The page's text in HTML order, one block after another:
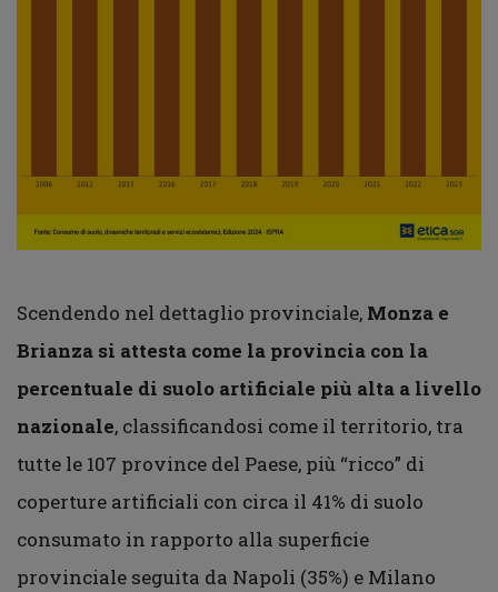
Scendendo nel dettaglio provinciale, Monza e
Brianza si attesta come la provincia con la
percentuale di suolo artificiale più alta a livello
nazionale, classificandosi come il territorio, tra
tutte le 107 province del Paese, più “ricco” di
coperture artificiali con circa il 41% di suolo
consumato in rapporto alla superficie
provinciale seguita da Napoli (35%) e Milano